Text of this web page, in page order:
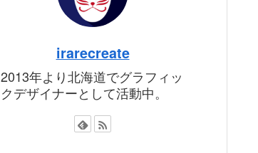
irarecreate
2013年より北海道でグラフィッ
クデザイナーとして活動中。